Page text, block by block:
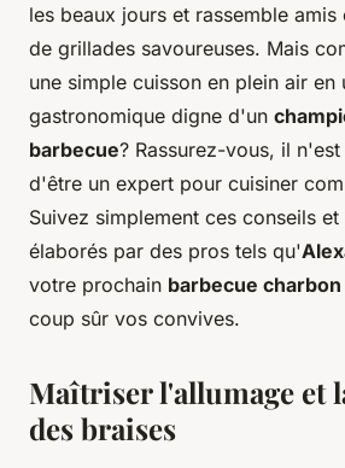
les beaux jours et rassemble
de grillades savoureuses. Mais
une simple cuisson en plein air en
gastronomique digne d'un
barbecue? Rassurez-vous, il
d'être un expert pour cuisiner
Suivez simplement ces conseils
élaborés par des pros tels qu'
votre prochain barbecue charbon
coup sûr vos convives.
Maîtriser l'allumage et
des braises